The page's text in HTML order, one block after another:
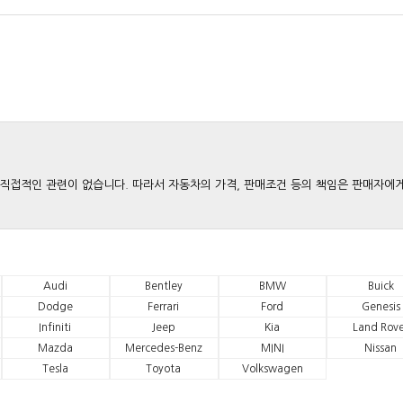
적인 관련이 없습니다. 따라서 자동차의 가격, 판매조건 등의 책임은 판매자에
Audi Bentley BMW
Buick
Dodge
Ferrari Ford
Genesis
Infiniti
Jeep Kia
Land
Mazda
Mercedes-Benz MINI
Nissan
Tesla
Toyota Volkswagen